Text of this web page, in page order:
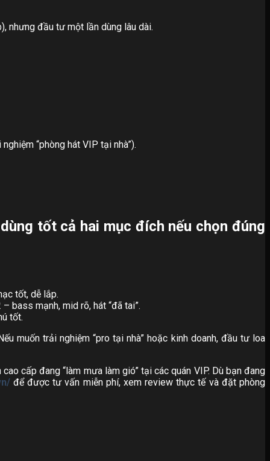
nhưng đầu tư một lần dùng lâu dài.
“phòng hát VIP tại nhà”).
tốt cả hai mục đích nếu chọn đúng
tốt, dễ lắp.
bass mạnh, mid rõ, hát “đã tai”.
tốt.
muốn trải nghiệm “pro tại nhà” hoặc kinh doanh, đầu tư loa
cấp đang “làm mưa làm gió” tại các quán VIP. Dù bạn đang
để được tư vấn miễn phí, xem review thực tế và đặt phòng